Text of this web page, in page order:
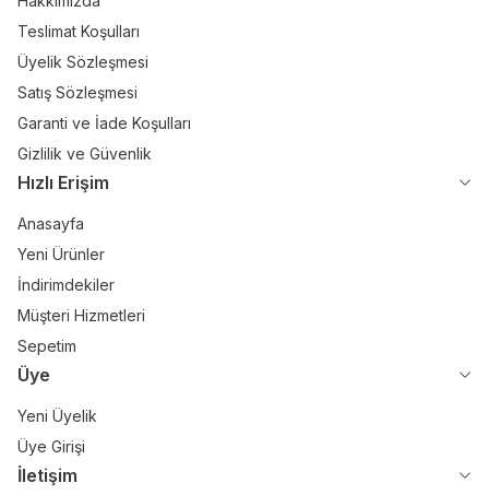
Teslimat Koşulları
Üyelik Sözleşmesi
Satış Sözleşmesi
Garanti ve İade Koşulları
Gizlilik ve Güvenlik
Hızlı Erişim
Anasayfa
Yeni Ürünler
İndirimdekiler
Müşteri Hizmetleri
Sepetim
Üye
Yeni Üyelik
Üye Girişi
İletişim